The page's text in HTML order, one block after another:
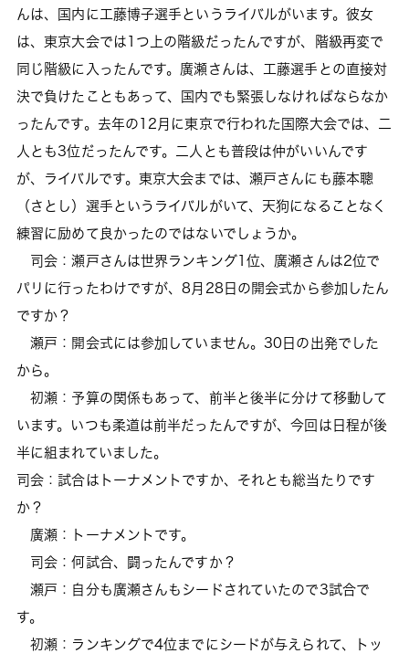
んは、国内に工藤博子選手というライバルがいます。彼女
は、東京大会では1つ上の階級だったんですが、階級再変で
同じ階級に入ったんです。廣瀬さんは、工藤選手との直接対
決で負けたこともあって、国内でも緊張しなければならなか
ったんです。去年の12月に東京で行われた国際大会では、二
人とも3位だったんです。二人とも普段は仲がいいんです
が、ライバルです。東京大会までは、瀬戸さんにも藤本聰
（さとし）選手というライバルがいて、天狗になることなく
練習に励めて良かったのではないでしょうか。
司会：瀬戸さんは世界ランキング1位、廣瀬さんは2位で
パリに行ったわけですが、8月28日の開会式から参加したん
ですか？
瀬戸：開会式には参加していません。30日の出発でした
から。
初瀬：予算の関係もあって、前半と後半に分けて移動して
います。いつも柔道は前半だったんですが、今回は日程が後
半に組まれていました。
司会：試合はトーナメントですか、それとも総当たりです
か？
廣瀬：トーナメントです。
司会：何試合、闘ったんですか？
瀬戸：自分も廣瀬さんもシードされていたので3試合で
す。
初瀬：ランキングで4位までにシードが与えられて、トッ